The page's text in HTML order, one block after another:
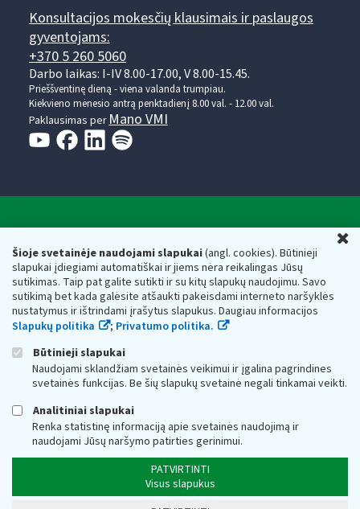
Šioje svetainėje naudojami slapukai(angl. cookies). Būtinieji
slapukai įdiegiami automatiškai ir jiems nėra reikalingas Jūsų
sutikimas. Taip pat galite sutikti ir su kitų slapukų naudojimu. Savo
sutikimą bet kada galėsite atšaukti pakeisdami interneto naršyklės
nustatymus ir ištrindami įrašytus slapukus. Daugiau informacijos
Slapukų politika
; Privatumo politika.
Būtinieji slapukai
Naudojami sklandžiam svetainės veikimui ir įgalina pagrindines
svetainės funkcijas. Be šių slapukų svetainė negali tinkamai veikti.
Analitiniai slapukai
Renka statistinę informaciją apie svetainės naudojimą ir
naudojami Jūsų naršymo patirties gerinimui.
PATVIRTINTI
Visus slapukus
Konsultacijos mokesčių klausimais ir paslaugos
gyventojams:
+370 5 260 5060
Darbo laikas: I-IV 8.00-17.00, V 8.00-15.45.
Prieššventinę dieną - viena valanda trumpiau.
Kiekvieno mėnesio antrą penktadienį 8.00 val. - 12.00 val.
Paklausimas per Mano VMI
Respublikos finansų ministerijos
Biudžetinė įstaiga. Juridinio asmens kodas — 188659752,
adresas: Vasario 16-osios g. 14, 01107 Vilnius, Lietuva, el.paštas:
vmi@vmi.lt, E. pristatymo dėžutės adresas 188659752
Duomenys apie Valstybinę mokesčių inspekciją prie Lietuvos
Respublikos finansų ministerijos kaupiami ir saugomi Juridinių